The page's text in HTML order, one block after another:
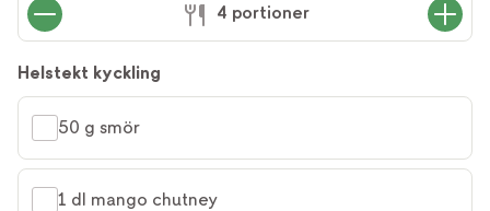
4 portioner
Helstekt kyckling
50 g smör
1 dl mango chutney